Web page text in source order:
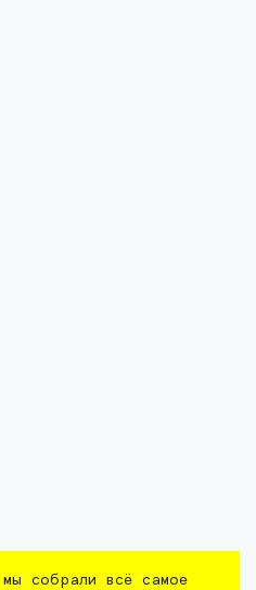
мы собрали всё самое